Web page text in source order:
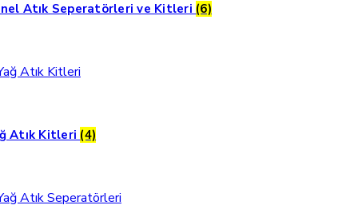
Atık Seperatörleri ve Kitleri (6)
Atık Kitleri (4)